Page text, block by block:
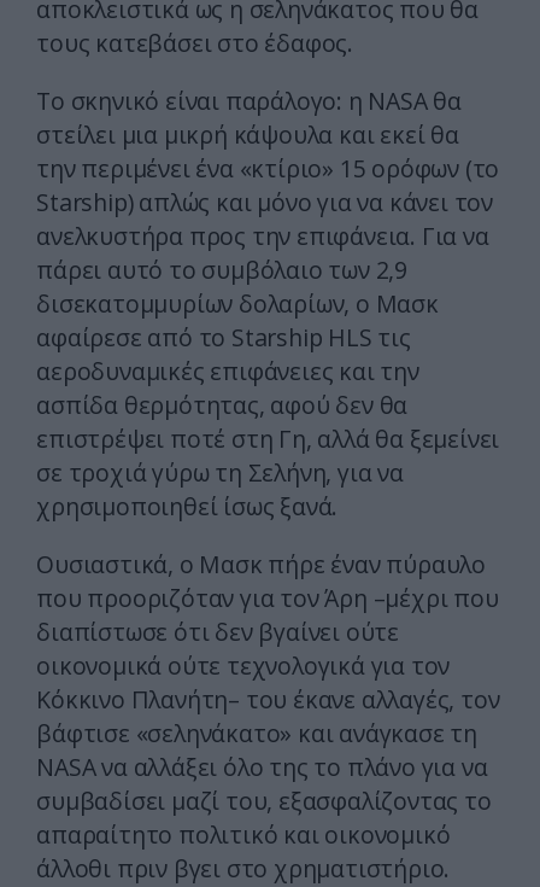
αποκλειστικά ως η σεληνάκατος που θα
τους κατεβάσει στο έδαφος.
Το σκηνικό είναι παράλογο: η NASA θα
στείλει μια μικρή κάψουλα και εκεί θα
την περιμένει ένα «κτίριο» 15 ορόφων (το
Starship) απλώς και μόνο για να κάνει τον
ανελκυστήρα προς την επιφάνεια. Για να
πάρει αυτό το συμβόλαιο των 2,9
δισεκατομμυρίων δολαρίων, ο Μασκ
αφαίρεσε από το Starship HLS τις
αεροδυναμικές επιφάνειες και την
ασπίδα θερμότητας, αφού δεν θα
επιστρέψει ποτέ στη Γη, αλλά θα ξεμείνει
σε τροχιά γύρω τη Σελήνη, για να
χρησιμοποιηθεί ίσως ξανά.
Ουσιαστικά, ο Μασκ πήρε έναν πύραυλο
που προοριζόταν για τον Άρη –μέχρι που
διαπίστωσε ότι δεν βγαίνει ούτε
οικονομικά ούτε τεχνολογικά για τον
Κόκκινο Πλανήτη– του έκανε αλλαγές, τον
βάφτισε «σεληνάκατο» και ανάγκασε τη
NASA να αλλάξει όλο της το πλάνο για να
συμβαδίσει μαζί του, εξασφαλίζοντας το
απαραίτητο πολιτικό και οικονομικό
άλλοθι πριν βγει στο χρηματιστήριο.